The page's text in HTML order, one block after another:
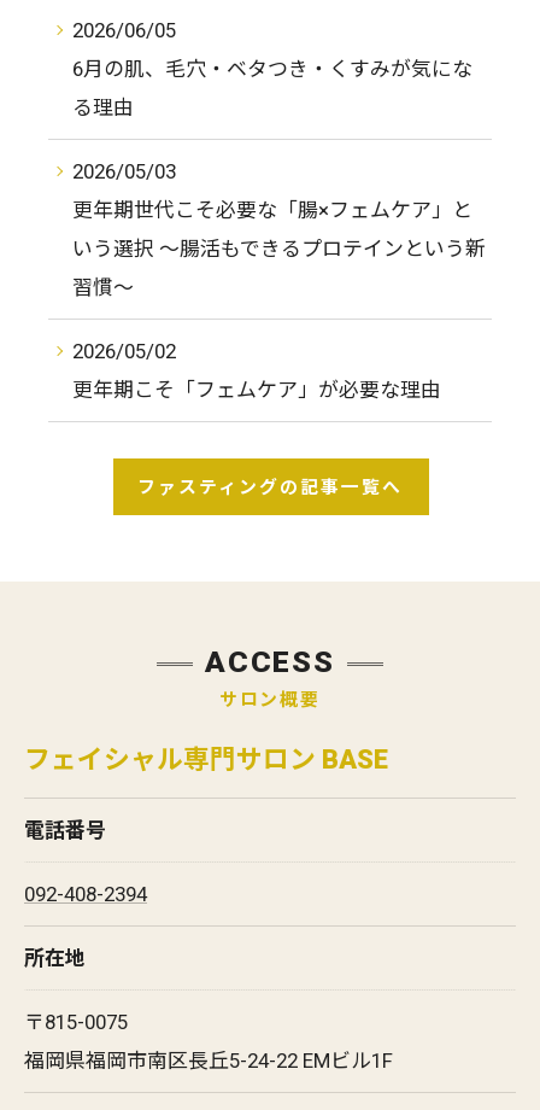
2026/06/05
6月の肌、毛穴・ベタつき・くすみが気にな
る理由
2026/05/03
更年期世代こそ必要な「腸×フェムケア」と
いう選択 〜腸活もできるプロテインという新
習慣〜
2026/05/02
更年期こそ「フェムケア」が必要な理由
ファスティングの記事一覧へ
サロン概要
ACCESS
フェイシャル専門サロン BASE
電話番号
092-408-2394
所在地
〒815-0075
福岡県福岡市南区長丘5-24-22 EMビル1F